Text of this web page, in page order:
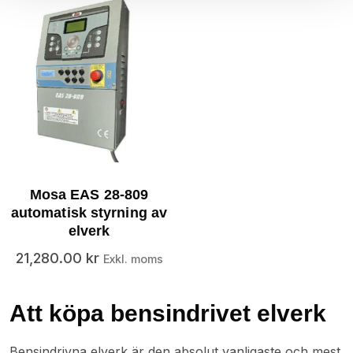
Mosa EAS 28-809
automatisk styrning av
elverk
21,280.00 kr Exkl. moms
Att köpa bensindrivet elverk